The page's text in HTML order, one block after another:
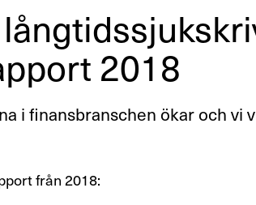
2018
i finansbranschen ökar och vi
från 2018: